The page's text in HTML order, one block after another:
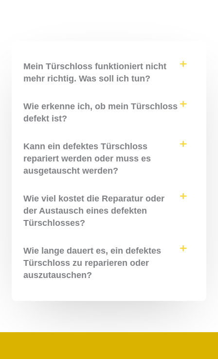
Mein Türschloss funktioniert nicht
mehr richtig. Was soll ich tun?
Wie erkenne ich, ob mein Türschloss
defekt ist?
Kann ein defektes Türschloss
repariert werden oder muss es
ausgetauscht werden?
Wie viel kostet die Reparatur oder
der Austausch eines defekten
Türschlosses?
Wie lange dauert es, ein defektes
Türschloss zu reparieren oder
auszutauschen?